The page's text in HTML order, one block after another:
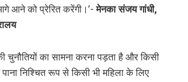
आने को प्रेरित करेंगी।’- मेनका संजय गांधी,
चुनौतियों का सामना करना पड़ता है और किसी
निश्चित रूप से किसी भी महिला के लिए